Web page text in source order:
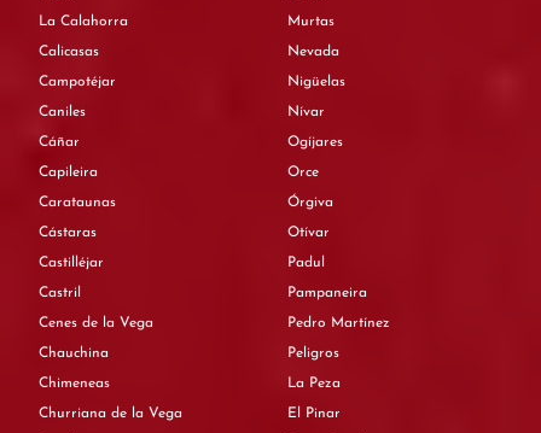
La Calahorra
Calicasas
Campotéjar
Caniles
Cáñar
Capileira
Carataunas
Cástaras
Castilléjar
Castril
Cenes de la Vega
Chauchina
Chimeneas
Churriana de la Vega
Murtas
Nevada
Nigüelas
Nívar
Ogíjares
Orce
Órgiva
Otívar
Padul
Pampaneira
Pedro Martínez
Peligros
La Peza
El Pinar